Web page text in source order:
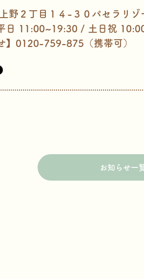
野２丁目１４-３０パセラリゾ
日 11:00~19:30 / 土日祝
】0120-759-875（携帯可）
お知らせ一